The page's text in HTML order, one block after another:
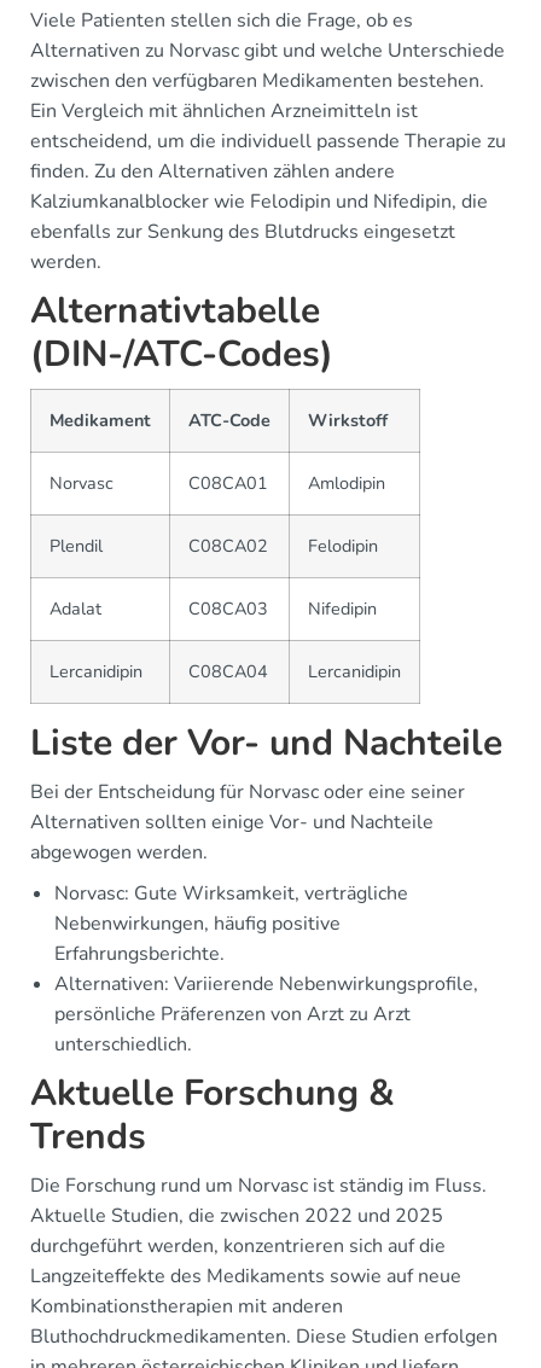
Viele Patienten stellen sich die Frage, ob es
Alternativen zu Norvasc gibt und welche Unterschiede
zwischen den verfügbaren Medikamenten bestehen.
Ein Vergleich mit ähnlichen Arzneimitteln ist
entscheidend, um die individuell passende Therapie zu
finden. Zu den Alternativen zählen andere
Kalziumkanalblocker wie Felodipin und Nifedipin, die
ebenfalls zur Senkung des Blutdrucks eingesetzt
werden.
Alternativtabelle
(DIN-/ATC-Codes)
Medikament ATC-Code Wirkstoff
Norvasc C08CA01 Amlodipin
Plendil C08CA02 Felodipin
Adalat C08CA03 Nifedipin
Lercanidipin C08CA04 Lercanidipin
Liste der Vor- und Nachteile
Bei der Entscheidung für Norvasc oder eine seiner
Alternativen sollten einige Vor- und Nachteile
abgewogen werden.
Norvasc: Gute Wirksamkeit, verträgliche
Nebenwirkungen, häufig positive
Erfahrungsberichte.
Alternativen: Variierende Nebenwirkungsprofile,
persönliche Präferenzen von Arzt zu Arzt
unterschiedlich.
Aktuelle Forschung &
Trends
Die Forschung rund um Norvasc ist ständig im Fluss.
Aktuelle Studien, die zwischen 2022 und 2025
durchgeführt werden, konzentrieren sich auf die
Langzeiteffekte des Medikaments sowie auf neue
Kombinationstherapien mit anderen
Bluthochdruckmedikamenten. Diese Studien erfolgen